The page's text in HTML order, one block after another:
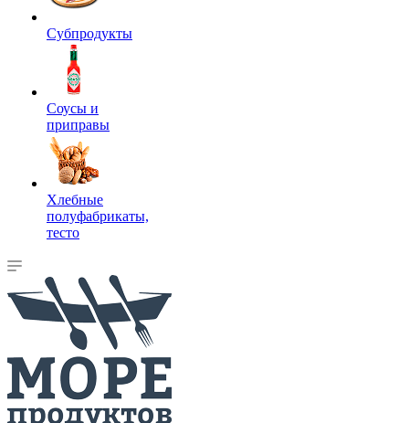
Субпродукты
Соусы и
приправы
Хлебные
полуфабрикаты,
тесто